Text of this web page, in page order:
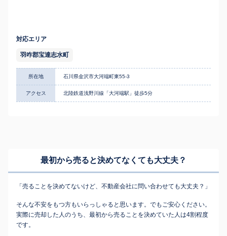
対応エリア
羽咋郡宝達志水町
所在地 石川県金沢市大河端町東55-3
アクセス 北陸鉄道浅野川線「大河端駅」徒歩5分
最初から売ると決めてなくても大丈夫？
「売ることを決めてないけど、不動産会社に問い合わせても大丈夫？」
そんな不安をもつ方もいらっしゃると思います。でもご安心ください。
実際に売却した人のうち、最初から売ることを決めていた人は4割程度
です。